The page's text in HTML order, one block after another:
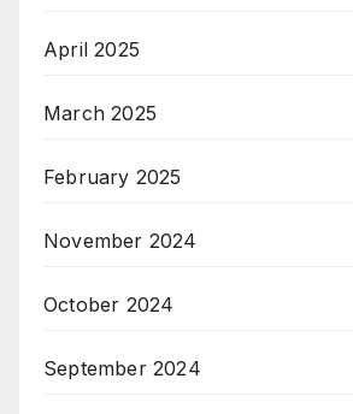
April 2025
March 2025
February 2025
November 2024
October 2024
September 2024